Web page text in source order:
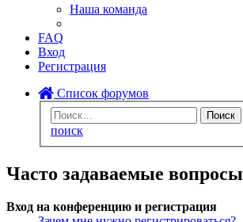
Наша команда
FAQ
Вход
Регистрация
Список форумов
Поиск
поиск
Часто задаваемые вопросы
Вход на конференцию и регистрация